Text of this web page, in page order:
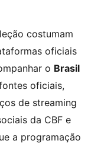
costumam
oficiais
o Brasil
oficiais,
de streaming
da CBF e
a programação